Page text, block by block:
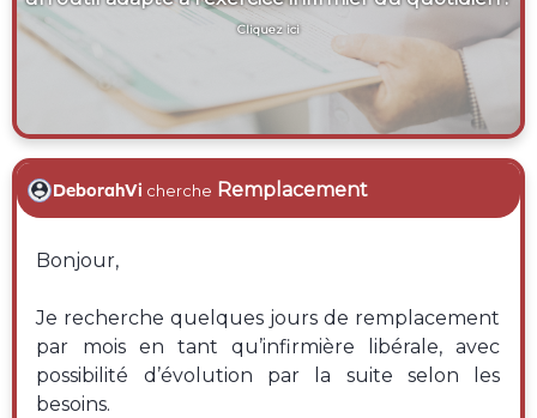
Cliquez ici
DeborahVi cherche Remplacement
Bonjour,
Je recherche quelques jours de remplacement
par mois en tant qu’infirmière libérale, avec
possibilité d’évolution par la suite selon les
besoins.